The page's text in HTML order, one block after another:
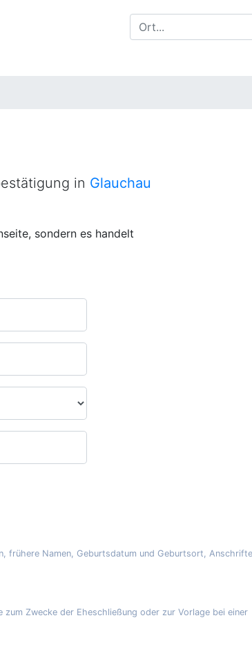
in Glauchau
sondern es handelt
frühere Namen, Geburtsdatum und Geburtsort,
Zwecke der Eheschließung oder zur Vorlage bei einer